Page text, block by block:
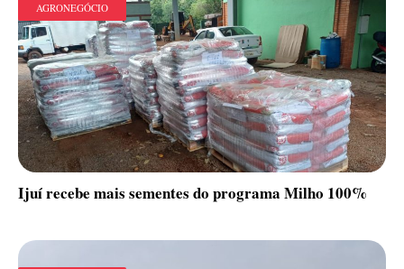
AGRONEGÓCIO
Ijuí recebe mais sementes do programa Milho 100%